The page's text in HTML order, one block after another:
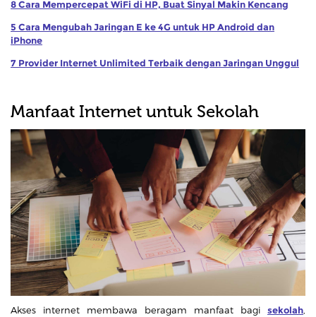
8 Cara Mempercepat WiFi di HP, Buat Sinyal Makin Kencang
5 Cara Mengubah Jaringan E ke 4G untuk HP Android dan
iPhone
7 Provider Internet Unlimited Terbaik dengan Jaringan Unggul
Manfaat Internet untuk Sekolah
Akses internet membawa beragam manfaat bagi sekolah